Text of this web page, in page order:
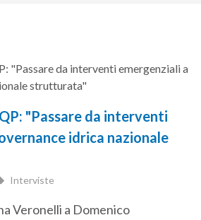
"Passare da interventi
idrica nazionale
Interviste
Veronelli a Domenico